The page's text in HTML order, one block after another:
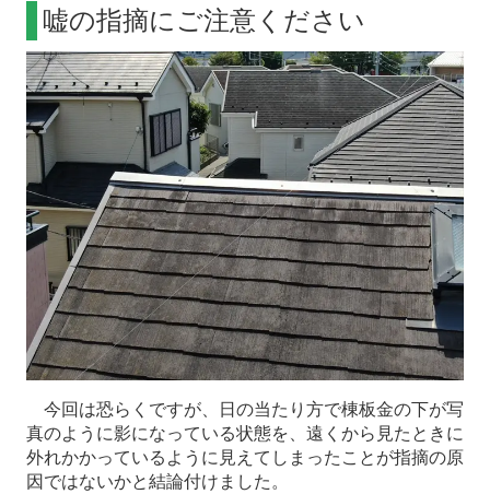
嘘の指摘にご注意ください
今回は恐らくですが、日の当たり方で棟板金の下が写
真のように影になっている状態を、遠くから見たときに
外れかかっているように見えてしまったことが指摘の原
因ではないかと結論付けました。